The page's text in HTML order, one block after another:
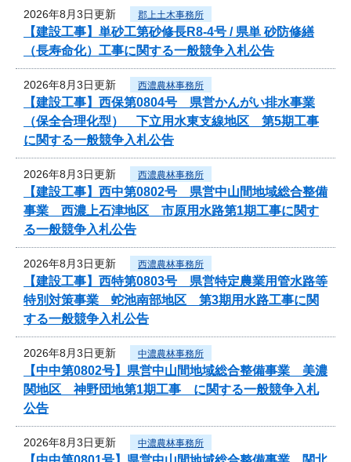
2026年8月3日更新 郡上土木事務所
【建設工事】単砂工第砂修長R8-4号 / 県単 砂防修繕
（長寿命化）工事に関する一般競争入札公告
2026年8月3日更新 西濃農林事務所
【建設工事】西保第0804号 県営かんがい排水事業
（保全合理化型） 下立用水東支線地区 第5期工事
に関する一般競争入札公告
2026年8月3日更新 西濃農林事務所
【建設工事】西中第0802号 県営中山間地域総合整備
事業 西濃上石津地区 市原用水路第1期工事に関す
る一般競争入札公告
2026年8月3日更新 西濃農林事務所
【建設工事】西特第0803号 県営特定農業用管水路等
特別対策事業 蛇池南部地区 第3期用水路工事に関
する一般競争入札公告
2026年8月3日更新 中濃農林事務所
【中中第0802号】県営中山間地域総合整備事業 美濃
関地区 神野団地第1期工事 に関する一般競争入札
公告
2026年8月3日更新 中濃農林事務所